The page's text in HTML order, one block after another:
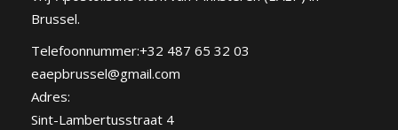
Brussel.
Telefoonnummer:+32 487 65 32 03
eaepbrussel@gmail.com
Adres:
Sint-Lambertusstraat 4